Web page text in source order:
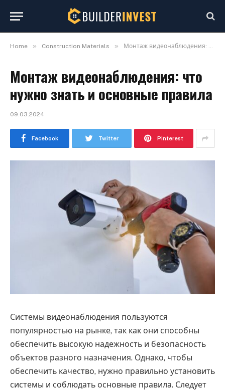
Home » Construction Materials » Монтаж видеонаблюдения: что нужно знать и основные правила
Монтаж видеонаблюдения: что
нужно знать и основные правила
09.03.2024
Facebook Twitter Pinterest
Системы видеонаблюдения пользуются
популярностью на рынке, так как они способны
обеспечить высокую надежность и безопасность
объектов разного назначения. Однако, чтобы
обеспечить качество, нужно правильно установить
системы и соблюдать основные правила. Следует